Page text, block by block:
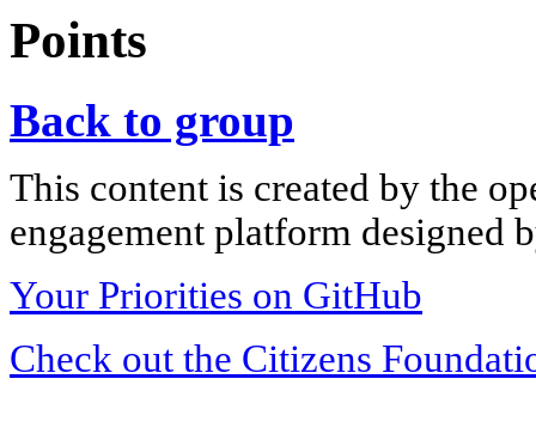
Points
Back to group
This content is created by the
engagement platform designed
Your Priorities on GitHub
Check out the Citizens